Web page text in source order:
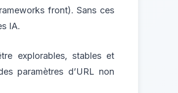
front). Sans ces
IA.
explorables, stables et
paramètres d’URL non